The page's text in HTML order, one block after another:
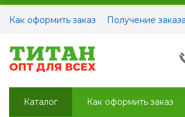
Как оформить заказ Получение заказа
Каталог Как оформить заказ